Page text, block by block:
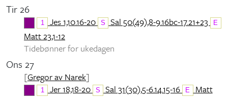
Tir 26
1 Jes 1,10.16-20 S Sal 50(49),8-9.16bc-17.21+23 E
Matt 23,1-12
Tidebønner for ukedagen
Ons 27
[Gregor av Narek]
1 Jer 18,18-20 S Sal 31(30),5-6.14.15-16 E Matt